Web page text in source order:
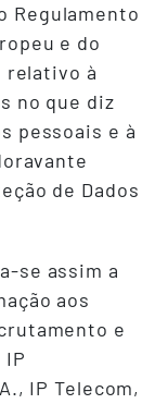
Regulamento
e do
relativo à
no que diz
pessoais e à
de Dados
se assim a
aos
e
IP
IP Telecom,